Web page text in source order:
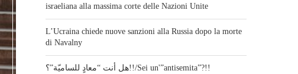
israeliana alla massima corte delle Nazioni Unite
L’Ucraina chiede nuove sanzioni alla Russia dopo la morte
di Navalny
هل أنت “معادٍ للساميّة”؟!!/Sei un'”antisemita”?!!